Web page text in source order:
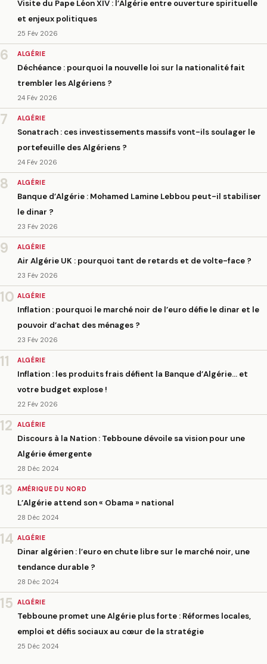
Visite du Pape Léon XIV : l’Algérie entre ouverture spirituelle
et enjeux politiques
25 Fév 2026
6 ALGÉRIE
Déchéance : pourquoi la nouvelle loi sur la nationalité fait
trembler les Algériens ?
24 Fév 2026
7 ALGÉRIE
Sonatrach : ces investissements massifs vont-ils soulager le
portefeuille des Algériens ?
24 Fév 2026
8 ALGÉRIE
Banque d’Algérie : Mohamed Lamine Lebbou peut-il stabiliser
le dinar ?
23 Fév 2026
9 ALGÉRIE
Air Algérie UK : pourquoi tant de retards et de volte-face ?
23 Fév 2026
10 ALGÉRIE
Inflation : pourquoi le marché noir de l’euro défie le dinar et le
pouvoir d’achat des ménages ?
23 Fév 2026
11 ALGÉRIE
Inflation : les produits frais défient la Banque d’Algérie… et
votre budget explose !
22 Fév 2026
12 ALGÉRIE
Discours à la Nation : Tebboune dévoile sa vision pour une
Algérie émergente
28 Déc 2024
13 AMÉRIQUE DU NORD
L’Algérie attend son « Obama » national
28 Déc 2024
14 ALGÉRIE
Dinar algérien : l’euro en chute libre sur le marché noir, une
tendance durable ?
28 Déc 2024
15 ALGÉRIE
Tebboune promet une Algérie plus forte : Réformes locales,
emploi et défis sociaux au cœur de la stratégie
25 Déc 2024